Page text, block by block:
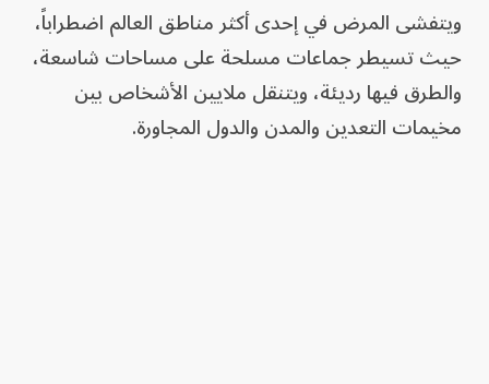
ويتفشى المرض في إحدى أكثر مناطق العالم اضطراباً،
حيث تسيطر جماعات مسلحة على مساحات شاسعة،
والطرق فيها رديئة، ويتنقل ملايين الأشخاص بين
مخيمات التعدين والمدن والدول المجاورة.